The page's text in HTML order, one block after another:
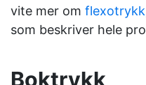
vite mer om flexotrykk
som beskriver hele
Boktrykk